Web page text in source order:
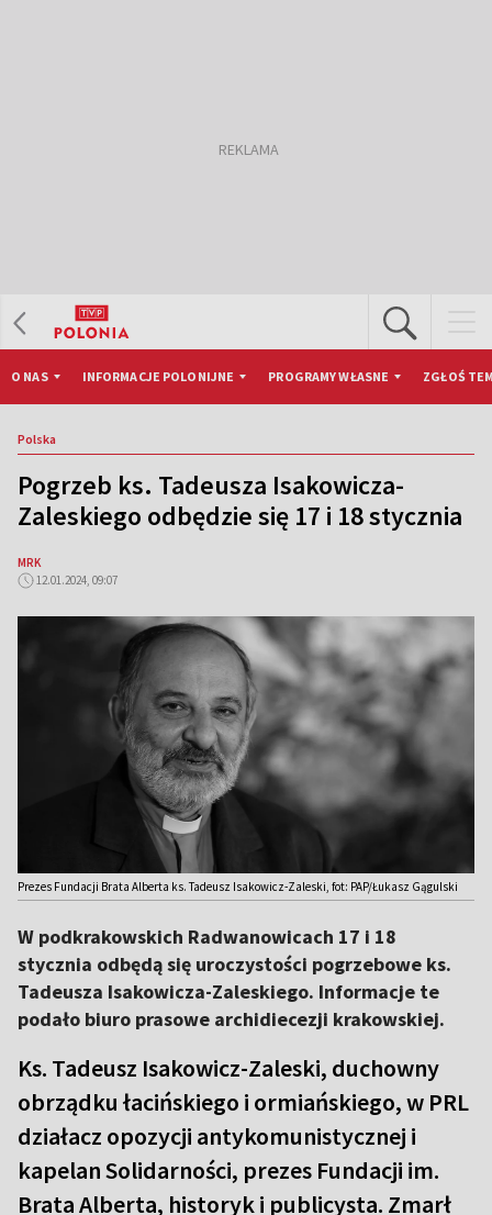
O NAS INFORMACJE POLONIJNE PROGRAMY WŁASNE ZGŁOŚ
Polska
Pogrzeb ks. Tadeusza Isakowicza-
Zaleskiego odbędzie się 17 i 18 stycznia
MRK
12.01.2024, 09:07
Prezes Fundacji Brata Alberta ks. Tadeusz Isakowicz-Zaleski, fot: PAP/Łukasz Gągulski
W podkrakowskich Radwanowicach 17 i 18
stycznia odbędą się uroczystości pogrzebowe ks.
Tadeusza Isakowicza-Zaleskiego. Informacje te
podało biuro prasowe archidiecezji krakowskiej.
Ks. Tadeusz Isakowicz-Zaleski, duchowny
obrządku łacińskiego i ormiańskiego, w PRL
działacz opozycji antykomunistycznej i
kapelan Solidarności, prezes Fundacji im.
Brata Alberta, historyk i publicysta. Zmarł